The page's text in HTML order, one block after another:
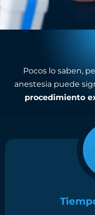
Pocos lo saben,
anestesia puede
procedimiento